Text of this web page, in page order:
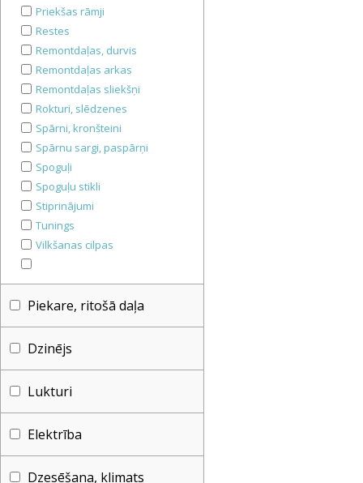
Priekšas rāmji
Restes
Remontdaļas, durvis
Remontdaļas arkas
Remontdaļas sliekšņi
Rokturi, slēdzenes
Spārni, kronšteini
Spārnu sargi, paspārņi
Spoguļi
Spoguļu stikli
Stiprinājumi
Tunings
Vilkšanas cilpas
Piekare, ritošā daļa
Dzinējs
Lukturi
Elektrība
Dzesēšana, klimats